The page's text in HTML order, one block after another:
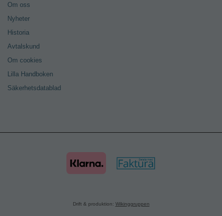
Om oss
Nyheter
Historia
Avtalskund
Om cookies
Lilla Handboken
Säkerhetsdatablad
Drift & produktion: Wikinggruppen